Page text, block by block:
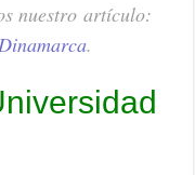
nuestro artículo:
.